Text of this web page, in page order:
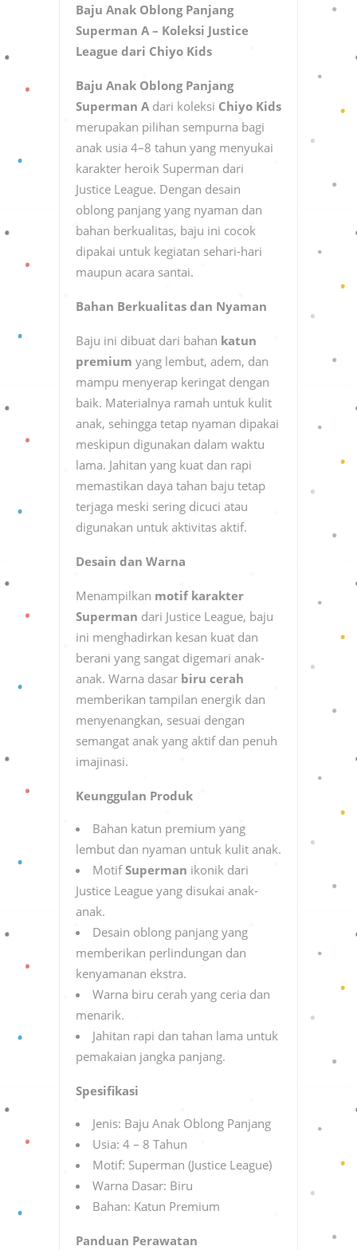
Baju Anak Oblong Panjang
Superman A – Koleksi Justice
League dari Chiyo Kids
Baju Anak Oblong Panjang
Superman A dari koleksi Chiyo Kids
merupakan pilihan sempurna bagi
anak usia 4–8 tahun yang menyukai
karakter heroik Superman dari
Justice League. Dengan desain
oblong panjang yang nyaman dan
bahan berkualitas, baju ini cocok
dipakai untuk kegiatan sehari-hari
maupun acara santai.
Bahan Berkualitas dan Nyaman
Baju ini dibuat dari bahan katun
premium yang lembut, adem, dan
mampu menyerap keringat dengan
baik. Materialnya ramah untuk kulit
anak, sehingga tetap nyaman dipakai
meskipun digunakan dalam waktu
lama. Jahitan yang kuat dan rapi
memastikan daya tahan baju tetap
terjaga meski sering dicuci atau
digunakan untuk aktivitas aktif.
Desain dan Warna
Menampilkan motif karakter
Superman dari Justice League, baju
ini menghadirkan kesan kuat dan
berani yang sangat digemari anak-
anak. Warna dasar biru cerah
memberikan tampilan energik dan
menyenangkan, sesuai dengan
semangat anak yang aktif dan penuh
imajinasi.
Keunggulan Produk
Bahan katun premium yang
lembut dan nyaman untuk kulit anak.
MotifSuperman ikonik dari
Justice League yang disukai anak-
anak.
Desain oblong panjang yang
memberikan perlindungan dan
kenyamanan ekstra.
Warna biru cerah yang ceria dan
menarik.
Jahitan rapi dan tahan lama untuk
pemakaian jangka panjang.
Spesifikasi
Jenis: Baju Anak Oblong Panjang
Usia: 4 – 8 Tahun
Motif: Superman (Justice League)
Warna Dasar: Biru
Bahan: Katun Premium
Panduan Perawatan